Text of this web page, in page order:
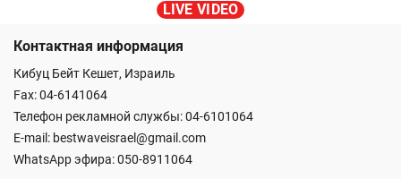
LIVE VIDEO
Контактная информация
Кибуц Бейт Кешет, Израиль
Fax: 04-6141064
Телефон рекламной службы: 04-6101064
E-mail: bestwaveisrael@gmail.com
WhatsApp эфира:050-8911064